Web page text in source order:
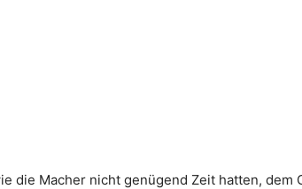
Macher nicht genügend Zeit hatten, dem